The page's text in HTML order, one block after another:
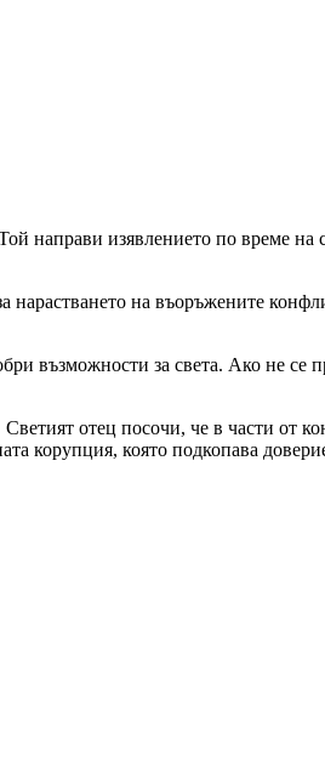
направи изявлението по време на
нарастването на въоръжените
възможности за света. Ако не се
отец посочи, че в части от
корупция, която подкопава